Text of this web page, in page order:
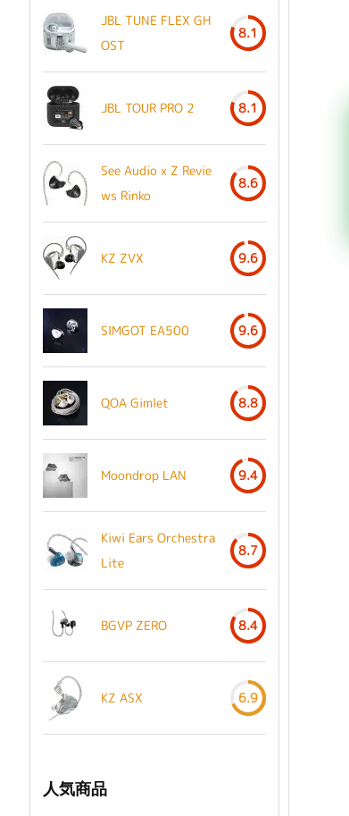
JBL TUNE FLEX GH
OST
8.1
JBL TOUR PRO 2 8.1
See Audio x Z Revie
ws Rinko
8.6
KZ ZVX 9.6
SIMGOT EA500 9.6
QOA Gimlet 8.8
Moondrop LAN 9.4
Kiwi Ears Orchestra
Lite
8.7
BGVP ZERO 8.4
KZ ASX 6.9
人気商品